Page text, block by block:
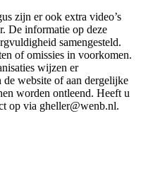
zijn er ook extra video’s
De informatie op deze
samengesteld.
of omissies in voorkomen.
wijzen er
website of aan dergelijke
worden ontleend. Heeft u
op via gheller@wenb.nl.